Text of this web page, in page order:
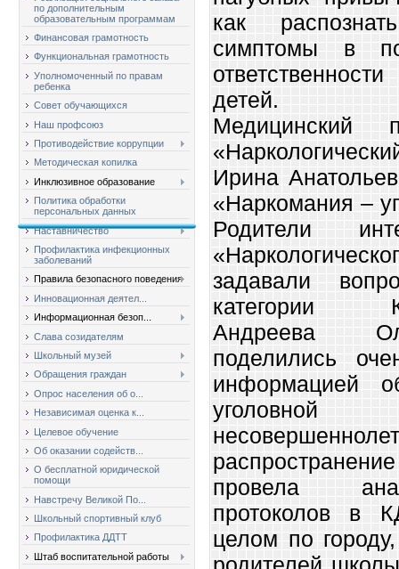
по дополнительным
образовательным программам
Финансовая грамотность
Функциональная грамотность
Уполномоченный по правам
ребенка
Совет обучающихся
Наш профсоюз
Противодействие коррупции
Методическая копилка
Инклюзивное образование
Политика обработки
персональных данных
Наставничество
Профилактика инфекционных
заболеваний
Правила безопасного поведения
Инновационная деятел...
Информационная безоп...
Слава созидателям
Школьный музей
Обращения граждан
Опрос населения об о...
Независимая оценка к...
Целевое обучение
Об оказании содейств...
О бесплатной юридической
помощи
Навстречу Великой По...
Школьный спортивный клуб
Профилактика ДДТТ
Штаб воспитательной работы
как
симптомы в
детей.
Ирина
«Наркомания –
Родители
задавали
категории
Андреева
поделились
информацией
уголовной
провела
протоколов в
целом по